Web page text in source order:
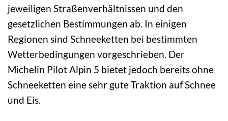
jeweiligen Straßenverhältnissen und den
gesetzlichen Bestimmungen ab. In einigen
Regionen sind Schneeketten bei bestimmten
Wetterbedingungen vorgeschrieben. Der
Michelin Pilot Alpin 5 bietet jedoch bereits ohne
Schneeketten eine sehr gute Traktion auf Schnee
und Eis.